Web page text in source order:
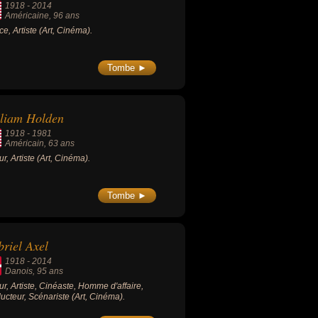
1918 -2014
Américaine, 96 ans
Artiste (Art, Cinéma).
Tombe ►
Holden
1918 -1981
Américain, 63 ans
Artiste (Art, Cinéma).
Tombe ►
Axel
1918 -2014
Danois, 95 ans
Artiste, Cinéaste, Homme d'affaire,
Scénariste (Art, Cinéma).